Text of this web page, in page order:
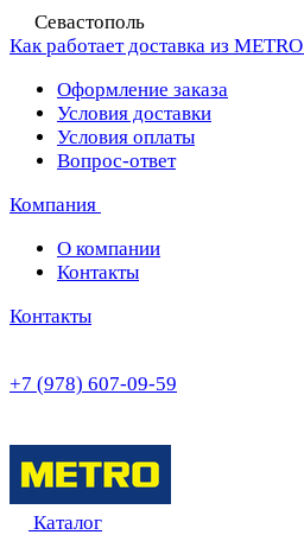
Севастополь
Как работает доставка из METRO
Оформление заказа
Условия доставки
Условия оплаты
Вопрос-ответ
Компания
О компании
Контакты
Контакты
+7 (978) 607-09-59
Каталог